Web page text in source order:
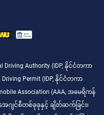
Driving Authority (IDP, နိုင်ငံတကာ
Permit (IDP, နိုင်ငံတကာ
Association (AAA, အမေရိကန်
ျင်စီတစ်ခုခုနှင့် ချိတ်ဆက်ခြင်း၊